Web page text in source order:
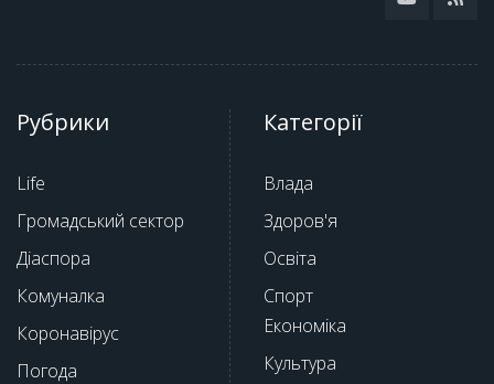
Рубрики
Life
Громадський сектор
Діаспора
Комуналка
Коронавірус
Погода
Категорії
Влада
Здоров'я
Освіта
Спорт
Економіка
Культура